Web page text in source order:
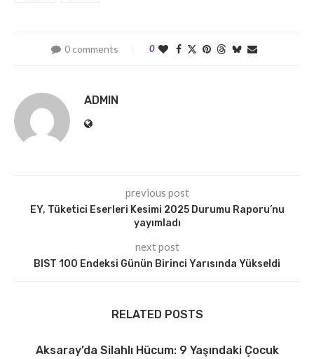
0 comments 0
ADMIN
previous post
EY, Tüketici Eserleri Kesimi 2025 Durumu Raporu’nu
yayımladı
next post
BIST 100 Endeksi Günün Birinci Yarısında Yükseldi
RELATED POSTS
Aksaray’da Silahlı Hücum: 9 Yaşındaki Çocuk